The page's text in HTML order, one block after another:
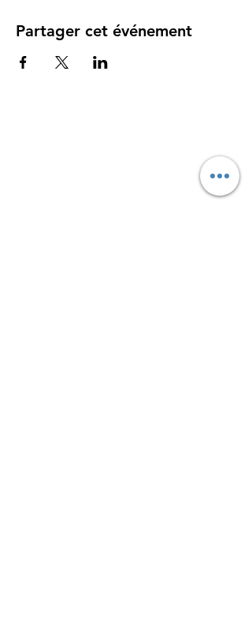
Partager cet événement